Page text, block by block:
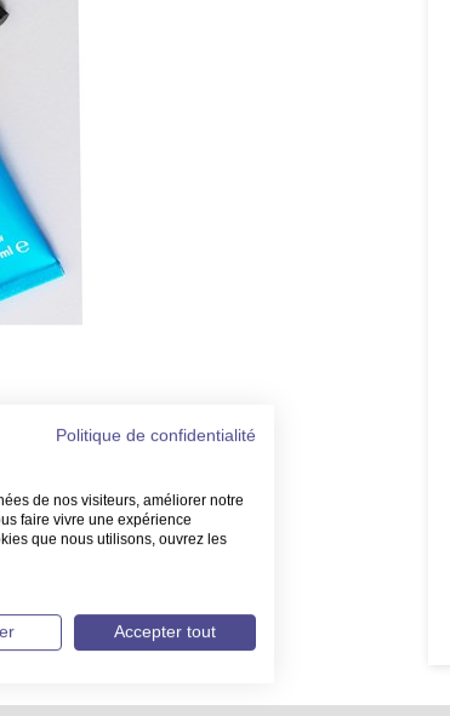
Politique de confidentialité
de nos visiteurs, améliorer notre
faire vivre une expérience
que nous utilisons, ouvrez les
Accepter tout